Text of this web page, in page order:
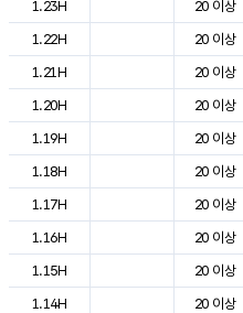
1.23H
20 이상
1.22H
20 이상
1.21H
20 이상
1.20H
20 이상
1.19H
20 이상
1.18H
20 이상
1.17H
20 이상
1.16H
20 이상
1.15H
20 이상
1.14H
20 이상